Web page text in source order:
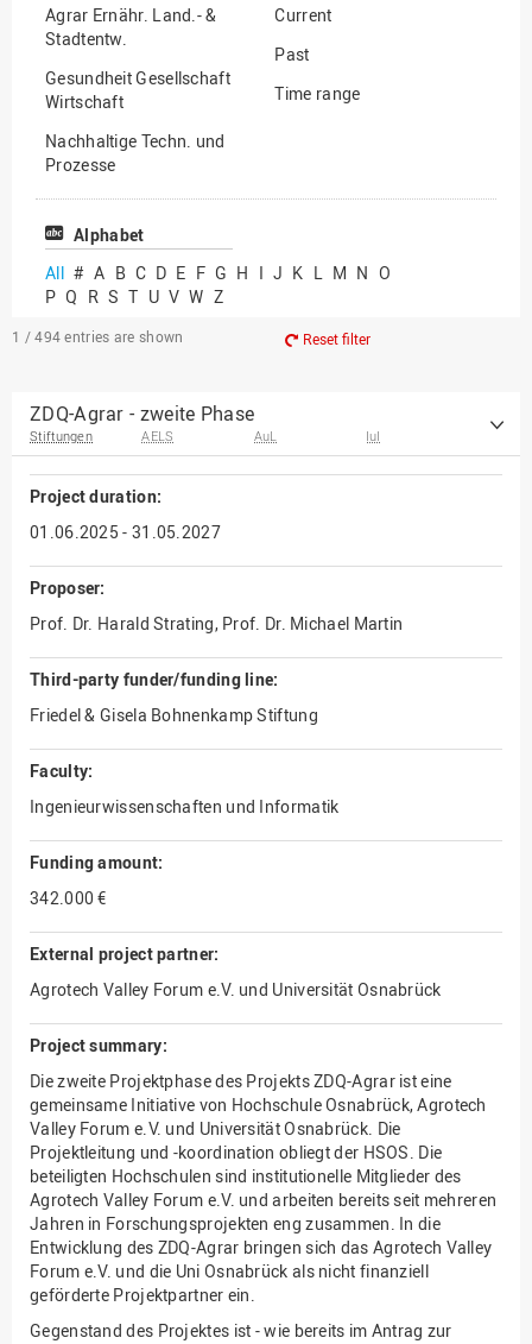
Agrar Ernähr. Land.- &
Stadtentw.
Gesundheit Gesellschaft
Wirtschaft
Nachhaltige Techn. und
Prozesse
Vielfältiges Forschen
Current
Past
Time range
Alphabet
All # A B C D E F G H I J K L M N O
P Q R S T U V W Z
1 / 494 entries are shown Reset filter
ZDQ-Agrar - zweite Phase
Stiftungen AELS AuL IuI
Project duration:
01.06.2025 - 31.05.2027
Proposer:
Prof. Dr. Harald Strating, Prof. Dr. Michael Martin
Third-party funder/funding line:
Friedel & Gisela Bohnenkamp Stiftung
Faculty:
Ingenieurwissenschaften und Informatik
Funding amount:
342.000 €
External project partner:
Agrotech Valley Forum e.V. und Universität Osnabrück
Project summary:
Die zweite Projektphase des Projekts ZDQ-Agrar ist eine
gemeinsame Initiative von Hochschule Osnabrück, Agrotech
Valley Forum e.V. und Universität Osnabrück. Die
Projektleitung und -koordination obliegt der HSOS. Die
beteiligten Hochschulen sind institutionelle Mitglieder des
Agrotech Valley Forum e.V. und arbeiten bereits seit mehreren
Jahren in Forschungsprojekten eng zusammen. In die
Entwicklung des ZDQ-Agrar bringen sich das Agrotech Valley
Forum e.V. und die Uni Osnabrück als nicht finanziell
geförderte Projektpartner ein.
Gegenstand des Projektes ist - wie bereits im Antrag zur